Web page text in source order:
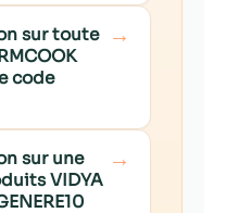
sur toute
code
→
sur une
VIDYA
→